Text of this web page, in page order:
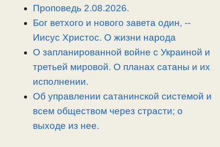
Проповедь 2.08.2026.
Бог ветхого и нового завета один, -­
Иисус Христос. О жизни народа
О запланированной войне с Украиной и
третьей мировой. О планах сатаны и их
исполнении.
Об управлении сатанинской системой и
всем обществом через страсти; о
выходе из нее.